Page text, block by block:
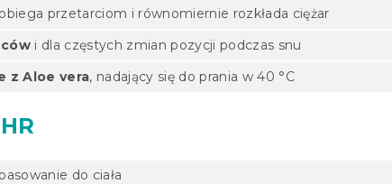
przetarciom i równomiernie rozkłada ciężar
i dla częstych zmian pozycji podczas snu
z Aloe vera, nadający się do prania w 40 °C
do ciała